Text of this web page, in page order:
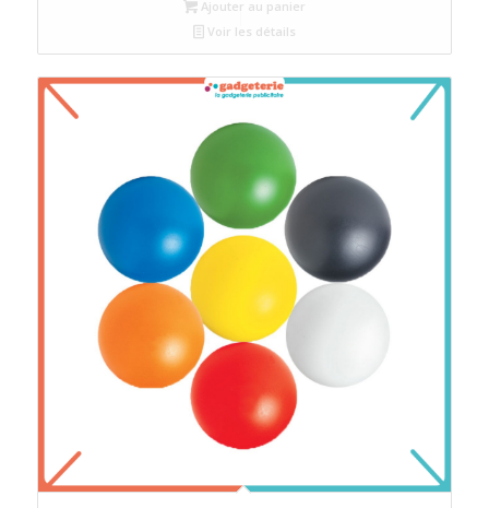
Ajouter au panier
Voir les détails